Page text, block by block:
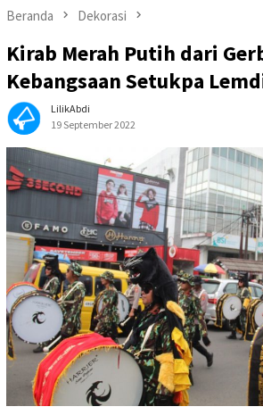
Beranda Dekorasi
Kirab Merah Putih dari
Kebangsaan Setukpa
LilikAbdi
19 September 2022